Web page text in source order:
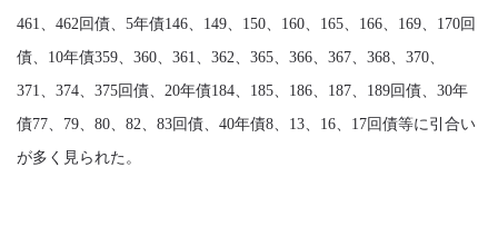
461、462回債、5年債146、149、150、160、165、166、169、170回
債、10年債359、360、361、362、365、366、367、368、370、
371、374、375回債、20年債184、185、186、187、189回債、30年
債77、79、80、82、83回債、40年債8、13、16、17回債等に引合い
が多く見られた。